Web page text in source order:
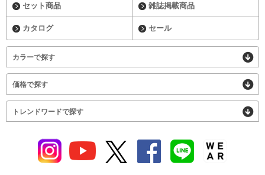
セット商品 雑誌掲載商品
カタログ セール
カラーで探す
価格で探す
トレンドワードで探す